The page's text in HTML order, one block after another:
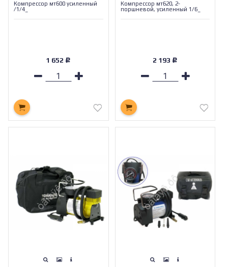
Компрессор мт600 усиленный
/1/4_
1 652 Р
Компрессор мт620, 2-
поршневой, усиленный 1/6_
2 193 Р